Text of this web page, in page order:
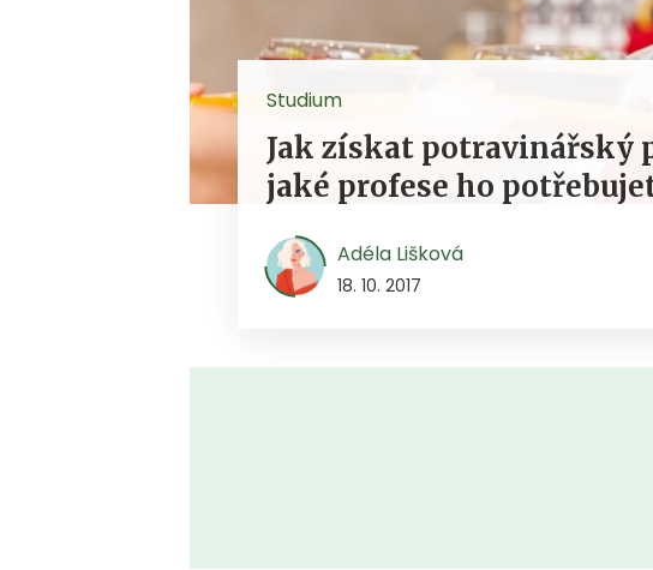
Studium
Jak získat potravinářský
jaké profese ho
Adéla Lišková
18. 10. 2017